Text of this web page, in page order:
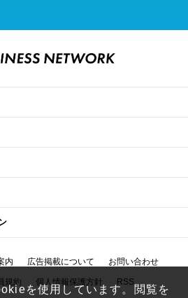
内 広告掲載について お問い合わせ
規約 個人情報保護方針 RSS
を使用しています。閲覧を